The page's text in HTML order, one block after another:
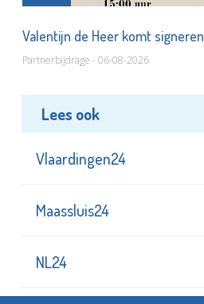
Valentijn de Heer komt signeren
Partnerbijdrage - 06-08-2026
Lees ook
Vlaardingen24
Maassluis24
NL24